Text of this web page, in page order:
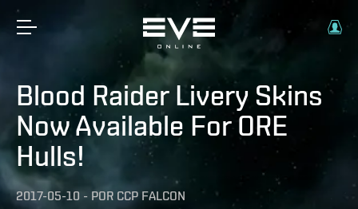
Blood Raider Livery Skins
Now Available For ORE
Hulls!
2017-05-10 - POR CCP FALCON